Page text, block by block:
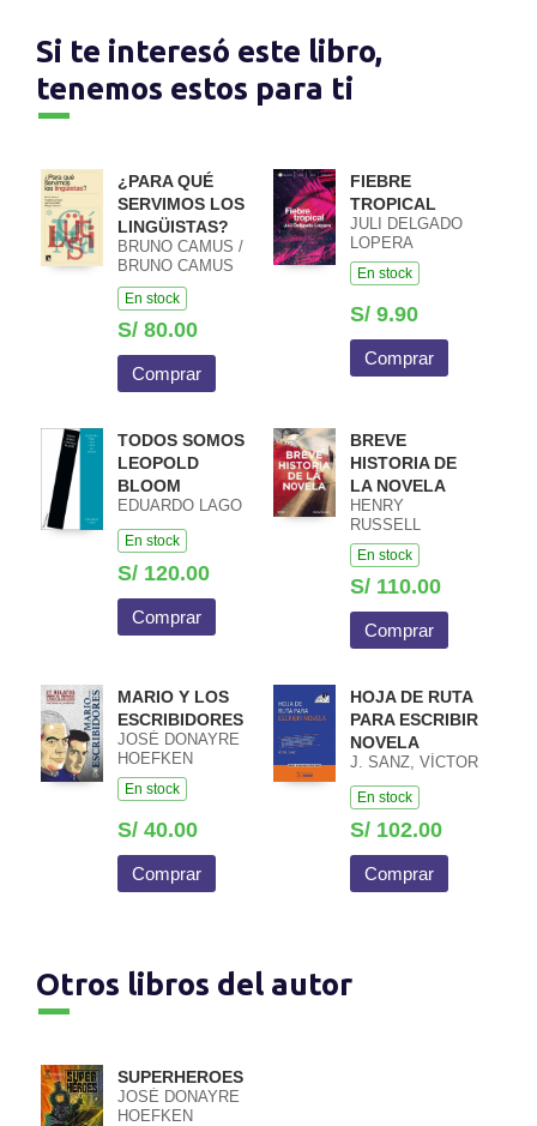
Si te interesó este libro,
tenemos estos para ti
¿PARA QUÉ
SERVIMOS LOS
LINGÜISTAS?
BRUNO CAMUS /
BRUNO CAMUS
BERGARECHE
En stock
S/ 80.00
Comprar
FIEBRE
TROPICAL
JULI DELGADO
LOPERA
En stock
S/ 9.90
Comprar
TODOS SOMOS
LEOPOLD
BLOOM
EDUARDO LAGO
En stock
S/ 120.00
Comprar
BREVE
HISTORIA DE
LA NOVELA
HENRY
RUSSELL
En stock
S/ 110.00
Comprar
MARIO Y LOS
ESCRIBIDORES
JOSÉ DONAYRE
HOEFKEN
En stock
S/ 40.00
Comprar
HOJA DE RUTA
PARA ESCRIBIR
NOVELA
J. SANZ, VÍCTOR
En stock
S/ 102.00
Comprar
Otros libros del autor
SUPERHEROES
JOSÉ DONAYRE
HOEFKEN